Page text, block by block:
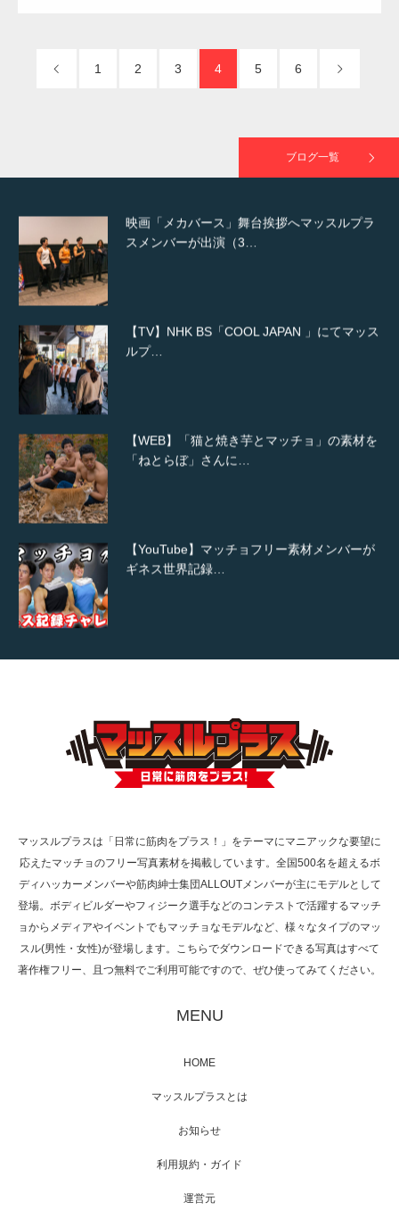
1 2 3 4 5 6
ブログ一覧
映画「メカバース」舞台挨拶へマッスルプラ
スメンバーが出演（3…
【TV】NHK BS「COOL JAPAN 」にてマッス
ルプ…
【WEB】「猫と焼き芋とマッチョ」の素材を
「ねとらぼ」さんに…
【YouTube】マッチョフリー素材メンバーが
ギネス世界記録…
TOKYO FMラジオ番組「ONE MORNING」
で紹介さ…
た（6/8放送）
映画「メカバース」舞台挨拶へマッスルプラ
【TV】NHK BS「COOL JAPAN 」にてマッス
マッスルプラスは「日常に筋肉をプラス！」をテーマにマニアックな要望に
応えたマッチョのフリー写真素材を掲載しています。全国500名を超えるボ
ディハッカーメンバーや筋肉紳士集団ALLOUTメンバーが主にモデルとして
登場。ボディビルダーやフィジーク選手などのコンテストで活躍するマッチ
ョからメディアやイベントでもマッチョなモデルなど、様々なタイプのマッ
スル(男性・女性)が登場します。こちらでダウンロードできる写真はすべて
著作権フリー、且つ無料でご利用可能ですので、ぜひ使ってみてください。
MENU
HOME
マッスルプラスとは
お知らせ
利用規約・ガイド
運営元